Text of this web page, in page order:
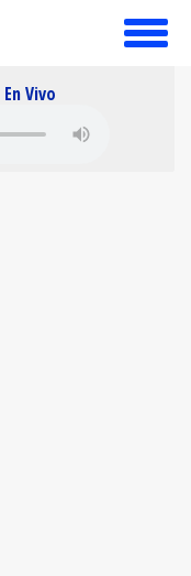
toggle
En Vivo